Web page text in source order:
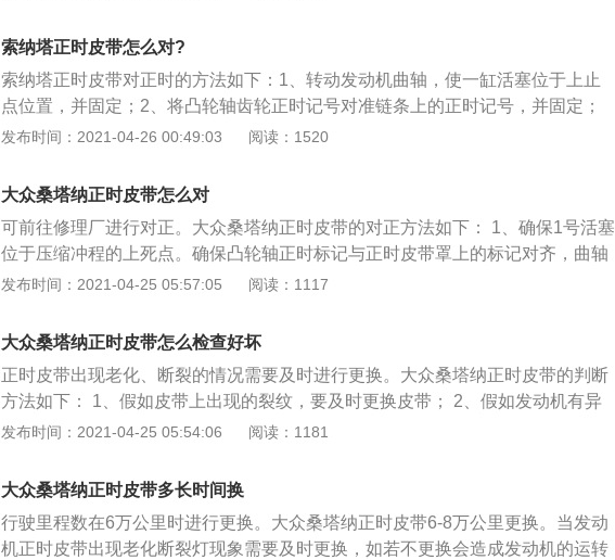
装，新皮带上面的字母能从发动机后面读出；3、松开正时皮带张紧器螺母。举
升并支撑汽车。安装中间正时皮带罩，确保曲轴传感器线束正确布线。安装下部
正时皮带罩。安装曲轴减振器； 4、顺时针转动曲轴大约2圈，直到曲轴减振器上
的黄色标记与下部正时皮带罩上的“0”标记对齐。拆下下部正时皮带罩上的塑料检
修门。拧紧正时皮带张紧器螺母到规范值。安装塑料检修门； 5、顺时针转动曲
凸轮轴正时标记与正时罩上的标记对齐。按与拆卸过程相反的顺序安装剩余部
件。 需前往修理店实行对正。 (汽车维修技术网https://auto.china.com)
索纳塔正时皮带怎么对?
索纳塔正时皮带对正时的方法如下：1、转动发动机曲轴，使一缸活塞位于上止
点位置，并固定；2、将凸轮轴齿轮正时记号对准链条上的正时记号，并固定；
3、安装曲轴驱动链轮，并确保链条上正时记号和链轮上的记号在相同位置；4、
一个正时标志一一对应。
发布时间：2021-04-26 00:49:03 阅读：1520
大众桑塔纳正时皮带怎么对
可前往修理厂进行对正。大众桑塔纳正时皮带的对正方法如下： 1、确保1号活塞
位于压缩冲程的上死点。确保凸轮轴正时标记与正时皮带罩上的标记对齐，曲轴
链轮正时标记与油泵壳体上的标记对齐； 2、将正时皮带到安装曲轴链轮上，然
皮带上面的字母能从发动机后面读出； 3、松开正时皮带张紧器螺母。举升并支
撑汽车。安装中间正时皮带罩，确保曲轴传感器线束正确布线。安装下部正时皮
带罩。安装曲轴减振器；4、顺时针转动曲轴大约2圈，直到曲轴减振器上的黄色
标记与下部正时皮带罩上的“0”标记对齐。拆下下部正时皮带罩上的塑料检修门。
拧紧正时皮带张紧器螺母到规范值。安装塑料检修门； 5、顺时针转动曲轴60
轴正时标记与正时罩上的标记对齐。按与拆卸过程相反的顺序安装剩余部件。
发布时间：2021-04-25 05:57:05 阅读：1117
大众桑塔纳正时皮带怎么检查好坏
正时皮带出现老化、断裂的情况需要及时进行更换。大众桑塔纳正时皮带的判断
方法如下： 1、假如皮带上出现的裂纹，要及时更换皮带； 2、假如发动机有异
响或者噪音，在发动机停止运转后，可以用手，去动一下皮带，查看一下是否有
的损失； 3、皮带张力过小，或不足。也需要更换皮带。正时皮带张紧度不够、
出现松弛的现象需要更换。 （中华网汽车auto.china.com原创）
发布时间：2021-04-25 05:54:06 阅读：1181
大众桑塔纳正时皮带多长时间换
行驶里程数在6万公里时进行更换。大众桑塔纳正时皮带6-8万公里更换。当发动
机正时皮带出现老化断裂灯现象需要及时更换，如若不更换会造成发动机的运转